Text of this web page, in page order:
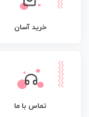
خرید آسان
تماس با ما